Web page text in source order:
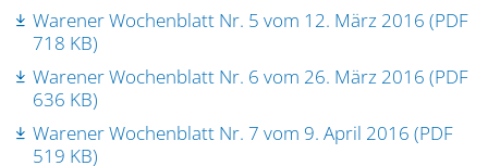
Warener Wochenblatt Nr. 5 vom 12. März 2016 (PDF
718 KB)
Warener Wochenblatt Nr. 6 vom 26. März 2016 (PDF
636 KB)
Warener Wochenblatt Nr. 7 vom 9. April 2016 (PDF
519 KB)